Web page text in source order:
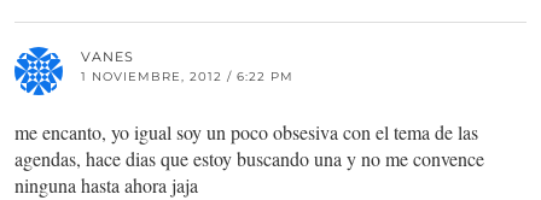
VANES
1 NOVIEMBRE, 2012 / 6:22 PM
me encanto, yo igual soy un poco obsesiva con el tema de las
agendas, hace dias que estoy buscando una y no me convence
ninguna hasta ahora jaja